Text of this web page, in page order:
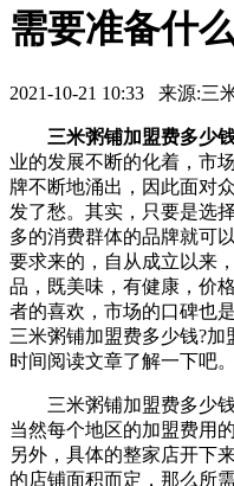
需要准备什
2021-10-21 10:33 来源:三
三米粥铺加盟费多少
业的发展不断的化着，市
牌不断地涌出，因此面对
发了愁。其实，只要是选
多的消费群体的品牌就可
要求来的，自从成立以来
品，既美味，有健康，价
者的喜欢，市场的口碑也
三米粥铺加盟费多少钱?
时间阅读文章了解一下吧。
三米粥铺加盟费多少钱
当然每个地区的加盟费用
另外，具体的整家店开下
的店铺面积而定，那么所